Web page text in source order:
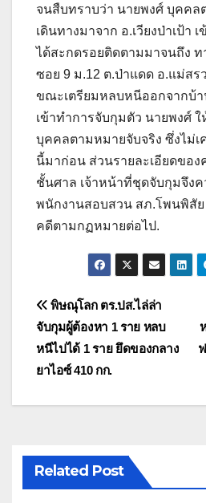
จนสืบทราบว่า นายพงศ์ บุคคล
เดินทางมาจาก อ.เวียงป่าเป้า
ได้สะกดรอยติดตามมาจนถึง ท
ซอย 9 ม.12 ต.ป่าแดด อ.แม่สร
ขณะเตรียมหลบหนีออกจากบ้า
เข้าทำการจับกุมตัว นายพงศ์
บุคคลตามหมายจับจริง ซึ่งไม่
นี้มาก่อน ส่วนรายละเอียดของ
ชั้นศาล เจ้าหน้าที่ชุดจับกุมจึง
พนักงานสอบสวน สภ.โพนพิสัย
คดีตามกฏหมายต่อไป.
แนะแนว
เรื่อง
พิษณุโลก ตร.ปส.ไล่ล่า
จับกุมผู้ต้องหา 1 ราย หลบ
หนีไปได้ 1 ราย ยึดของกลาง
ยาไอซ์ 410 กก.
Related Post